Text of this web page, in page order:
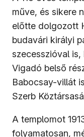
műve, és sikere
előtte dolgozott
budavári királyi
szecesszióval
Vigadó belső
Babocsay-villát
Szerb
A templomot
folyamatosan,